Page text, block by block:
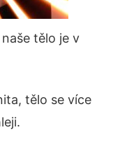
tělo je v
tělo se více